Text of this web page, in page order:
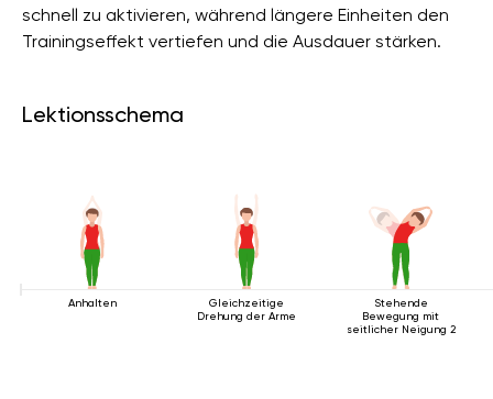
schnell zu aktivieren, während längere Einheiten den
Trainingseffekt vertiefen und die Ausdauer stärken.
Lektionsschema
Anhalten
Gleichzeitige
Drehung der Arme
Stehende
Bewegung mit
seitlicher Neigung 2